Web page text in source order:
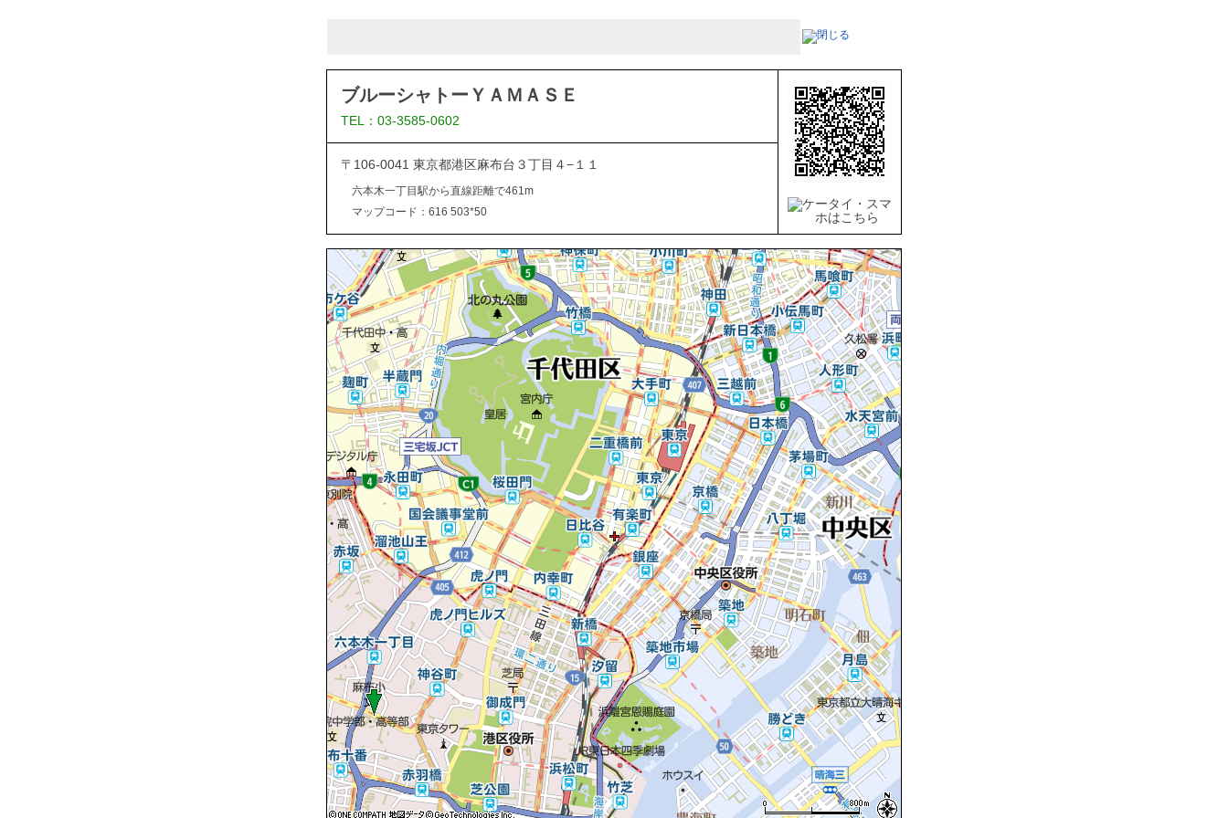
ブルーシャトーＹＡＭＡＳＥ
TEL：03-3585-0602
〒106-0041 東京都港区麻布台３丁目４−１１
六本木一丁目駅から直線距離で461m
マップコード：616 503*50